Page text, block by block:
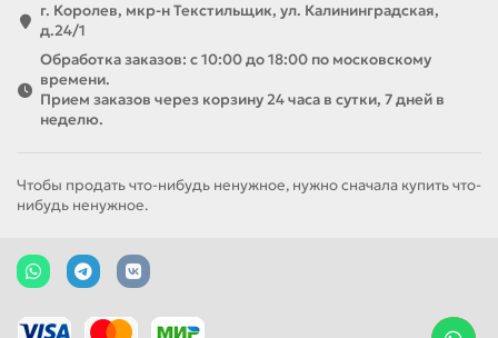
г. Королев, мкр-н Текстильщик, ул. Калининградская,
д.24/1
Обработка заказов: с 10:00 до 18:00 по московскому
времени.
Прием заказов через корзину 24 часа в сутки, 7 дней в
неделю.
Чтобы продать что-нибудь ненужное, нужно сначала купить что-
нибудь ненужное.